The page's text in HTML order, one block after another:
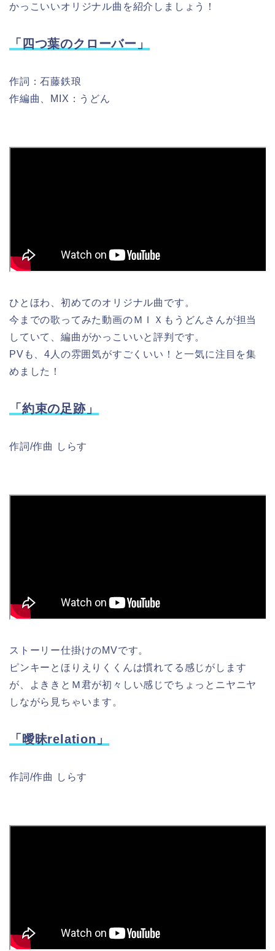
かっこいいオリジナル曲を紹介しましょう！
「四つ葉のクローバー」
作詞：石藤鉄琅
作編曲、MIX：うどん
ひとほわ、初めてのオリジナル曲です。
今までの歌ってみた動画のＭＩＸもうどんさんが担当
していて、編曲がかっこいいと評判です。
PVも、4人の雰囲気がすごくいい！と一気に注目を集
めました！
「約束の足跡」
作詞/作曲 しらす
ストーリー仕掛けのMVです。
ピンキーとほりえりくくんは慣れてる感じがします
が、よききとＭ君が初々しい感じでちょっとニヤニヤ
しながら見ちゃいます。
「曖昧relation」
作詞/作曲 しらす